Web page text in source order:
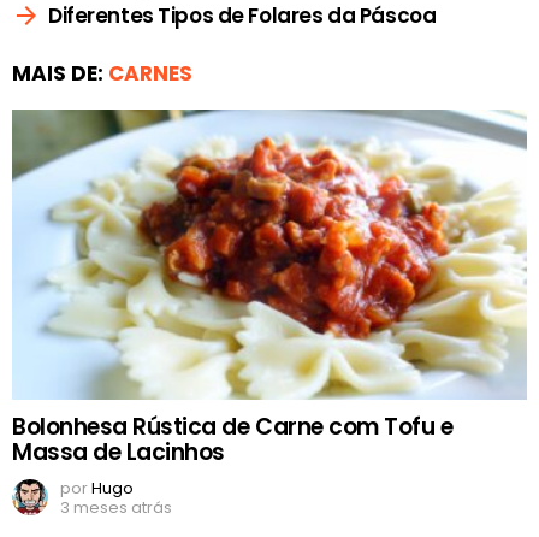
Diferentes Tipos de Folares da Páscoa
MAIS DE: CARNES
Bolonhesa Rústica de Carne com Tofu e
Massa de Lacinhos
porHugo
3 meses atrás